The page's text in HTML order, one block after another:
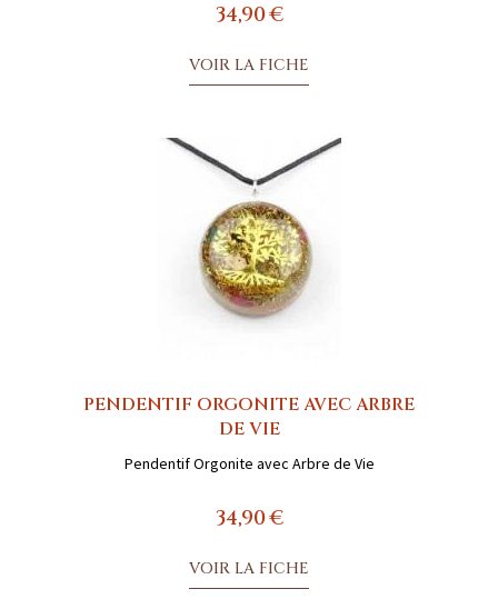
34,90 €
VOIR LA FICHE
PENDENTIF ORGONITE AVEC ARBRE
DE VIE
Pendentif Orgonite avec Arbre de Vie
34,90 €
VOIR LA FICHE